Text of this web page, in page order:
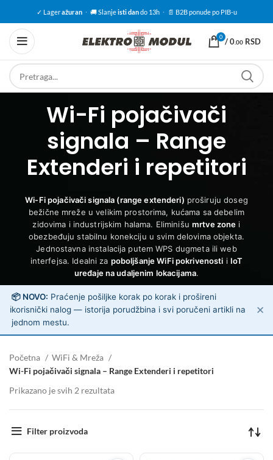
✓ Lageražuran · 🚚 Slanjeisti dando 13h · 📄 B2B ponude po PIB-u
0 /0.00 RSD
Wi-Fi pojačivači
signala – Range
Extenderi i repetitori
Wi-Fi pojačivači signala (range extenderi) proširuju doseg
bežične mreže u velikim prostorima, kućama sa debelim
zidovima i industrijskim halama. Eliminišu mrtve zone i
obezbeđuju stabilnu konekciju u svim delovima objekta.
Jednostavna instalacija putem WPS dugmeta ili web
interfejsa. Idealni za poboljšanje WiFi pokrivenosti i IoT
uređaje na udaljenim lokacijama.
ℹ️
📦 NOVO: Praćenje pošiljke korak po korak i prošireni
korisnički nalog — istorija porudžbina i svi poručeni artikli na
jednom mestu.
✕
Početna
WiFi & Mreža
Wi-Fi pojačivači signala – Range Extenderi i repetitori
Prikazano je svih 2 rezultata
Filter proizvoda